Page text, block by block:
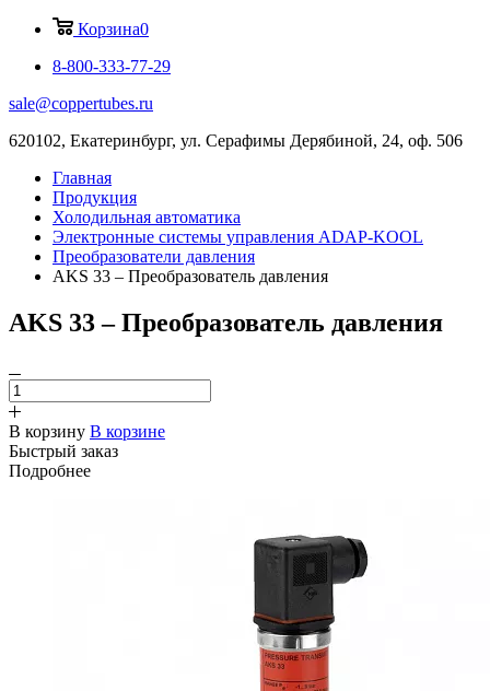
Корзина0
8-800-333-77-29
sale@coppertubes.ru
620102, Екатеринбург, ул. Серафимы Дерябиной, 24, оф. 506
Главная
Продукция
Холодильная автоматика
Электронные системы управления ADAP-KOOL
Преобразователи давления
AKS 33 – Преобразователь давления
AKS 33 – Преобразователь давления
В корзину В корзине
Быстрый заказ
Подробнее